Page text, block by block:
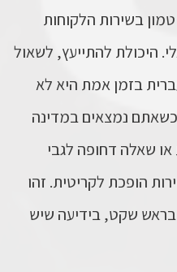
בשירות הלקוחות
היכולת להתייעץ, לשאול
בזמן אמת היא לא
כשאתם נמצאים במדינה
או שאלה דחופה לגבי
הופכת לקריטית. זהו
שקט, בידיעה שיש